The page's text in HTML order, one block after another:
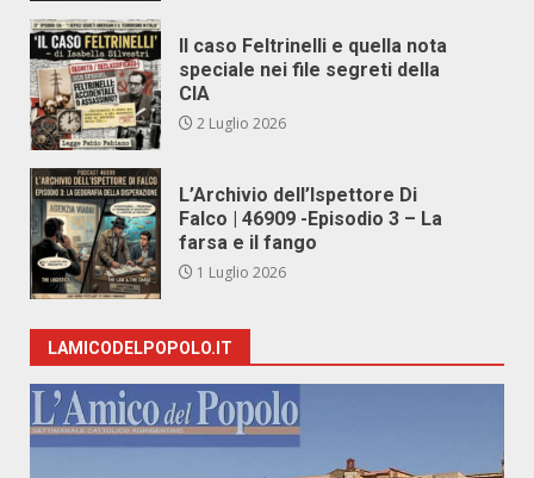
Il caso Feltrinelli e quella nota
speciale nei file segreti della
CIA
2 Luglio 2026
L’Archivio dell’Ispettore Di
Falco | 46909 -Episodio 3 – La
farsa e il fango
1 Luglio 2026
LAMICODELPOPOLO.IT